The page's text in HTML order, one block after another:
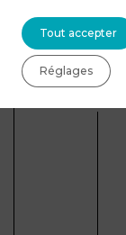
Tout accepter
Réglages